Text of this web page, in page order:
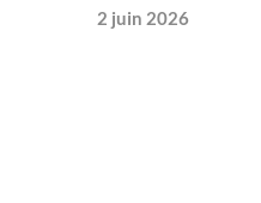
2 juin 2026